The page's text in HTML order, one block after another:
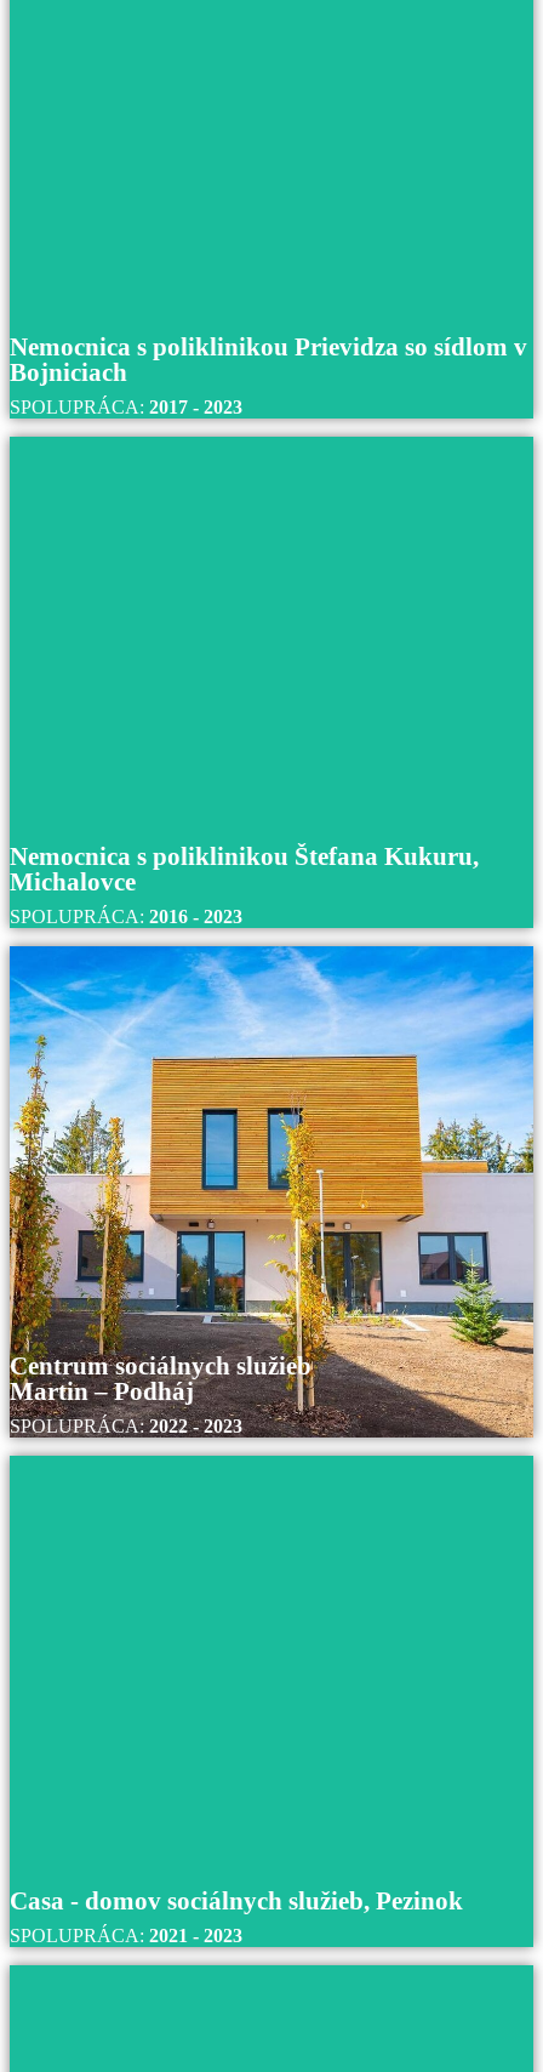
Nemocnica s poliklinikou Prievidza so sídlom v
Bojniciach
SPOLUPRÁCA: 2017 - 2023
Nemocnica s poliklinikou Štefana Kukuru,
Michalovce
SPOLUPRÁCA: 2016 - 2023
Nemocnica s poliklinikou Štefana
Michalovce
S nemocnicou Štefana Kukuru v Michalovciach
spolupracujeme už od roku 2016 až do súčastnosti.
Prečítajte si viac
Centrum sociálnych služieb
Martin – Podháj
SPOLUPRÁCA:2022 - 2023
Casa - domov sociálnych služieb, Pezinok
SPOLUPRÁCA: 2021 - 2023